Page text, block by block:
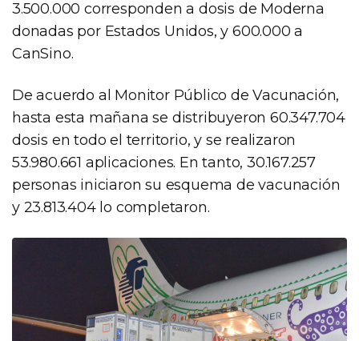
3.500.000 corresponden a dosis de Moderna
donadas por Estados Unidos, y 600.000 a
CanSino.
De acuerdo al Monitor Público de Vacunación,
hasta esta mañana se distribuyeron 60.347.704
dosis en todo el territorio, y se realizaron
53.980.661 aplicaciones. En tanto, 30.167.257
personas iniciaron su esquema de vacunación
y 23.813.404 lo completaron.